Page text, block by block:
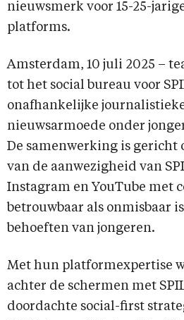
nieuwsmerk voor 15-25-
platforms.
Amsterdam, 10 juli 2025 –
tot het social bureau voor
onafhankelijke
nieuwsarmoede onder
De samenwerking is gericht
van de aanwezigheid van
Instagram en YouTube met
betrouwbaar als onmisbaar
behoeften van jongeren.
Met hun platformexpertise
achter de schermen met
doordachte social-first